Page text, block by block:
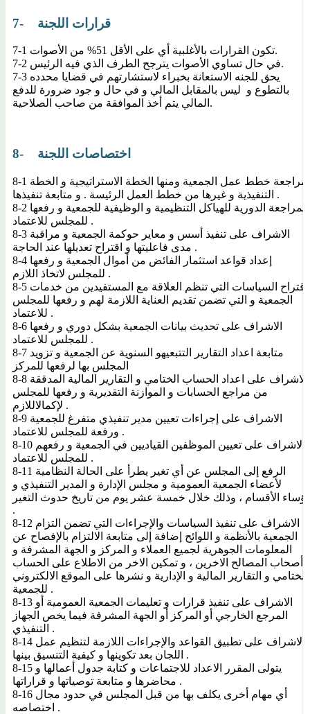
7-1 تكون القرارات بالأغلبية أي على الأقل 51% من الأصوات.
7-2 في حال تساوي الأصوات يترجح الطرف الذي فيه الرئيس.
7-3 يحق للجنه الاستعانة بخبراء لاستشارتهم في قضايا محدده
بالتطوع و ليس بالمقابل المالي و في حال و جود ضرورة للدفع
المالي يتم أخذ الموافقة من صاحب الصلاحية.
8-1 مراجعة خطط عمل الجمعية ومنها الخطة الاستراتيجية و الخطة
التنفيذية و غيرها من خطط العمل الرئيسة . و متابعة تنفيذها .
8-2 المراجعة الدورية للهياكل التنظيمية و الوظيفية للجمعية و رفعها
للمجلس للاعتماد .
8-3 الاشراف على تنفيذ أسس و معاير حوكمة الجمعية و مراقبة
مدى فاعليتها و اقتراح تعديلها عند الحاجة .
8-4 إعداد قواعد استثمار الفائض من أموال الجمعية و رفعها
للمجلس لاتخاذ اللازم .
8-5 اقتراح السياسات التي تنظم العلاقة مع المستفيدين من خدمات
الجمعية و التي تضمن تقديم العناية اللازمة لهم و رفعها للمجلس
للاعتماد .
8-6 الاشراف على تحديث بيانات الجمعية بشكل دوري و رفعها
للمجلس للاعتماد .
8-7 متابعة اعداد التقارير التتبعيهو السنوية عن الجمعية و تزويد
8-8 الاشراف على اعداد الحساب الختامي و التقارير المالية المدققة
من مراجع الحسابات و الموازنة التقديرية و رفعها للمجلس
لإكمالاللازم .
8-9 الاشراف على إجراءات تعيين مدير تنفيذي متفرغ للجمعية
ورفعة للمجلس للاعتماد .
8-10 الاشراف على تعيين الموظفين القياديين في الجمعية و رفعهم
للمجلس للاعتماد .
8-11 الرفع إلى المجلس عن أي تغير يطرأ على الحالة النظامية
لأعضاء الجمعية العمومية و مجلس الإدارة و المدير التنفيذي و
الأقسام ، وذلك خلال خمسة عشر يوم من تاريخ حدوث التغير
.
8-12 الاشراف على تنفيذ السياسات والإجراءات التي تضمن التزام
الجمعية بالأنظمة و اللوائح إضافة إلى متابعة الالتزام بالإفصاح عن
المعلومات الجوهرية لجميع العملاء و المركز و الجهة المشرفة و
أصحاب المصالح الاخرين ، و تمكين الاخر من الاطلاع على الحساب
الختامي و التقارير المالية و الإدارية و نشرها على الموقع الالكتروني
للجمعية .
8-13 الاشراف على تنفيذ قرارات و تعليمات الجمعية العمومية أو
المرجع الخارجي أو المركز أو الجهة المشرفة فيما يخص الجهاز
التنفيذي .
8-14 الاشراف على تطبيق القواعد والإجراءات اللازمة لتنظيم عمل
اللجان بعد تكوينها و كيفية التنسيق بينها .
8-15 يتولى المقرر الاعداد للاجتماعات و كتابة جدول أعمالها و
محاضرها و متابعة توصياتها و قراراتها .
8-16 أي مهام أخرى يكلف بها من قبل المجلس في حدود مجال
اختصاصه .